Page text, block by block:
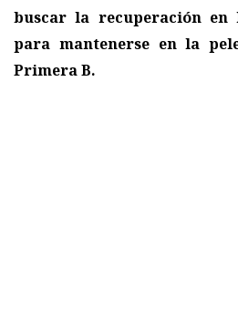
buscar la recuperación
para mantenerse en la
Primera B.